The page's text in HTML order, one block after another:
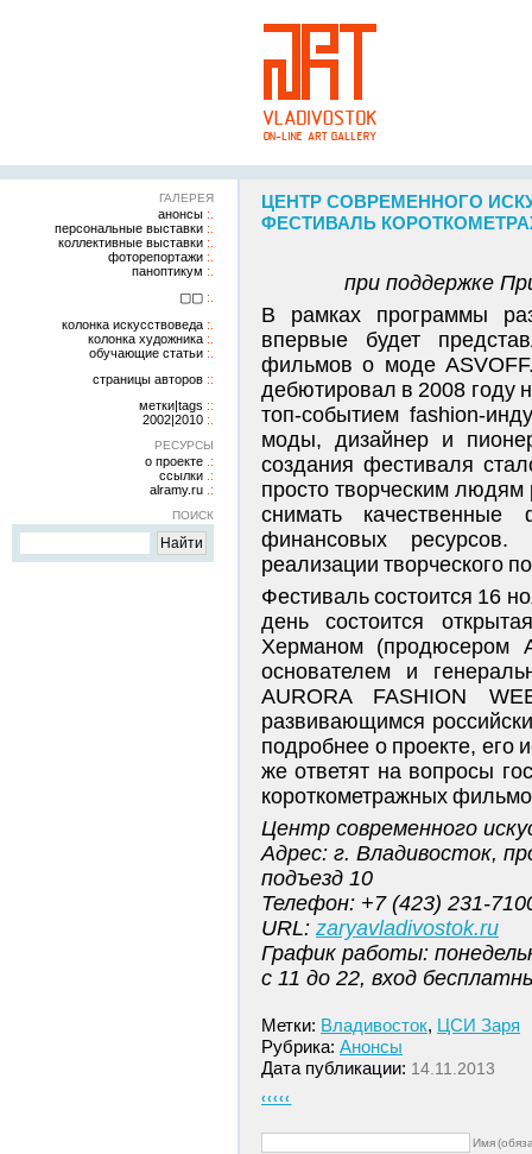
ГАЛЕРЕЯ
анонсы
персональные выставки
коллективные выставки
фоторепортажи
паноптикум
▢▢
колонка искусствоведа
колонка художника
обучающие статьи
страницы авторов
метки|tags
2002|2010
РЕСУРСЫ
о проекте
ссылки
alramy.ru
ПОИСК
ЦЕНТР СОВРЕМЕННОГО
ФЕСТИВАЛЬ
при поддержке
В рамках программы
впервые будет
фильмов о моде
дебютировал в 2008 году
топ-событием fashion-
моды, дизайнер и
создания фестиваля
просто творческим людям
снимать
финансовых
реализации творческого
Фестиваль состоится 16
день состоится
Херманом (продюсером
основателем и
AURORA FASHION
развивающимся
подробнее о проекте, его
же ответят на вопросы
короткометражных
Центр современного
Адрес: г. Владивосток,
подъезд 10
Телефон: +7 (423) 231-
URL: zaryavladivostok.ru
График работы:
с 11 до 22, вход
Метки: Владивосток, ЦСИ Заря
Рубрика: Анонсы
Дата публикации: 14.11.2013
‹‹‹‹‹
Имя